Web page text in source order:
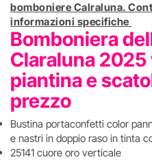
bomboniere Calraluna.
informazioni specifiche
Bomboniera
Claraluna
piantina e
prezzo
Bustina portaconfetti color
e nastri in doppio raso in tinta
25141 cuore oro verticale